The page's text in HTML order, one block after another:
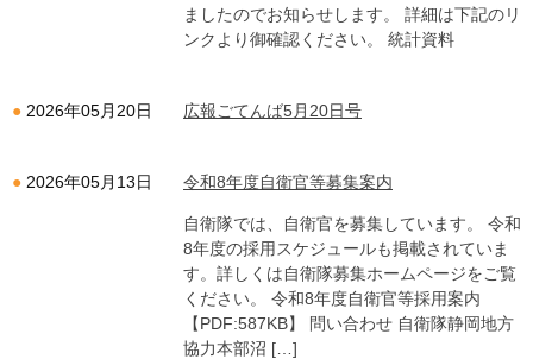
ましたのでお知らせします。 詳細は下記のリ
ンクより御確認ください。 統計資料
2026年05月20日 広報ごてんば5月20日号
2026年05月13日 令和8年度自衛官等募集案内
自衛隊では、自衛官を募集しています。 令和
8年度の採用スケジュールも掲載されていま
す。詳しくは自衛隊募集ホームページをご覧
ください。 令和8年度自衛官等採用案内
【PDF:587KB】 問い合わせ 自衛隊静岡地方
協力本部沼 […]